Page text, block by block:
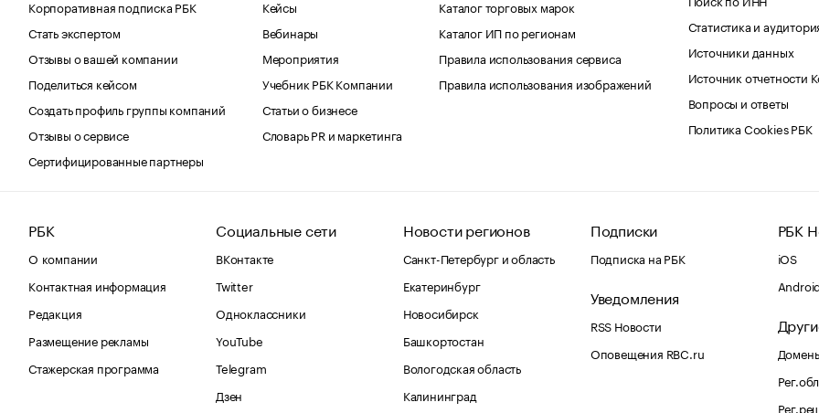
Корпоративная подписка РБК
Стать экспертом
Отзывы о вашей компании
Поделиться кейсом
Создать профиль группы компаний
Отзывы о сервисе
Сертифицированные партнеры
Кейсы
Вебинары
Мероприятия
Учебник РБК Компании
Статьи о бизнесе
Словарь PR и маркетинга
Каталог торговых марок
Каталог ИП по регионам
Правила использования сервиса
Правила использования изображений
Статистика и
Источники данных
Источник отчетности
Вопросы и ответы
Политика Cookies РБК
РБК
О компании
Контактная информация
Редакция
Размещение рекламы
Стажерская программа
Социальные сети
ВКонтакте
Twitter
Одноклассники
YouTube
Telegram
Дзен
Новости регионов
Санкт-Петербург и область
Екатеринбург
Новосибирск
Башкортостан
Вологодская область
Калининград
Подписки
Подписка на РБК
Уведомления
RSS Новости
Оповещения RBC.ru
РБК
iOS